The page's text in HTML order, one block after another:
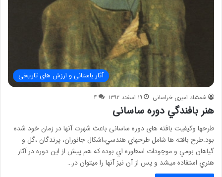
آثار باستانی و ارزش های تاریخی
شمشاد امیری خراسانی ۱۹ اسفند ۱۳۹۲ ۴
هنر بافندگي دوره ساسانی
طرحها وكيفيت بافته های دوره ساسانی باعث شهرت آنها در زمان خود شده
بود.طرح بافته ها شامل طرحهاي هندسي،اشكال جانوران، پرندگان ،گل و
گياهان بومي و موجودات اسطوره اي بوده كه هم پيش از اين دوره در آثار
هنري استفاده ميشد و پس از آن نيز آنها را ميتوان در…